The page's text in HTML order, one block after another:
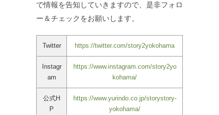
で情報を告知していきますので、是非フォロ
ー＆チェックをお願いします。
Twitter https://twitter.com/story2yokohama
Instagr
am
https://www.instagram.com/story2yo
kohama/
公式H
P
https://www.yurindo.co.jp/storystory-
yokohama/